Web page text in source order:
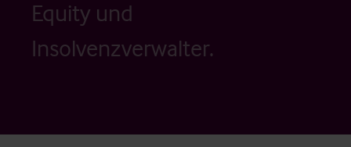
Equity und
Insolvenzverwalter.